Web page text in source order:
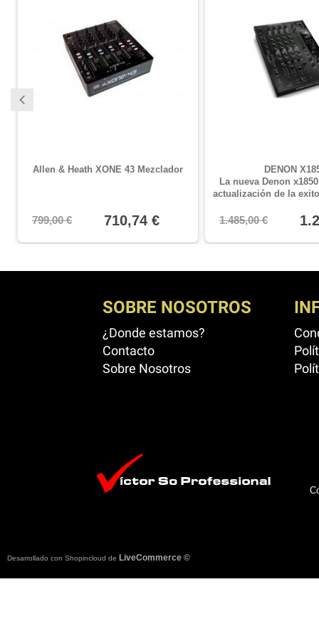
Allen & Heath XONE 43 Mezclador
799,00 € 710,74 €
DENON
La nueva Denon
actualización de la
canales multi
de 5 puertos
1.485,00 €
SOBRE NOSOTROS
¿Donde estamos?
Contacto
Sobre Nosotros
Desarrollado con Shopincloud de LiveCommerce ©